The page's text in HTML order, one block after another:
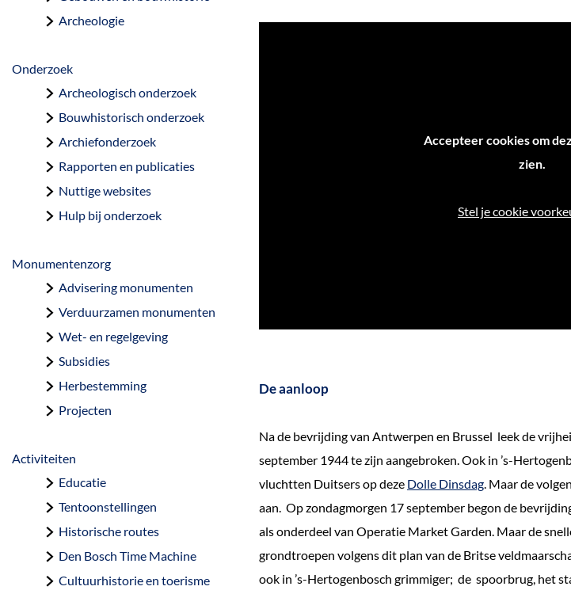
Archeologie
Onderzoek
Archeologisch onderzoek
Bouwhistorisch onderzoek
Archiefonderzoek
Rapporten en publicaties
Nuttige websites
Hulp bij onderzoek
Monumentenzorg
Advisering monumenten
Verduurzamen monumenten
Wet- en regelgeving
Subsidies
Herbestemming
Projecten
Activiteiten
Educatie
Tentoonstellingen
Historische routes
Den Bosch Time Machine
Cultuurhistorie en toerisme
Accepteer cookies om
zien.
Stel je cookie
De aanloop
Na de bevrijding van Antwerpen en Brussel leek de
september 1944 te zijn aangebroken. Ook in ’s-
vluchtten Duitsers op deze Dolle Dinsdag. Maar de
aan. Op zondagmorgen 17 september begon de
als onderdeel van Operatie Market Garden. Maar de
grondtroepen volgens dit plan van de Britse
ook in ’s-Hertogenbosch grimmiger; de spoorbrug, het